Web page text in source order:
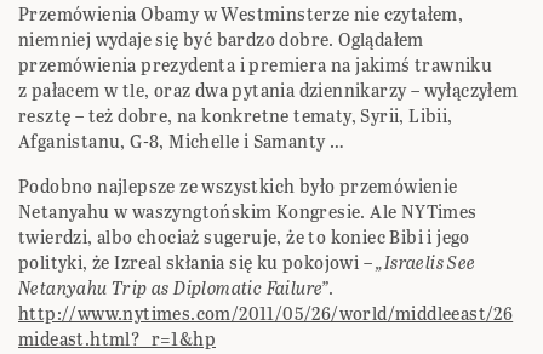
Przemówienia Obamy w Westminsterze nie czytałem,
niemniej wydaje się być bardzo dobre. Oglądałem
przemówienia prezydenta i premiera na jakimś trawniku
z pałacem w tle, oraz dwa pytania dziennikarzy – wyłączyłem
resztę – też dobre, na konkretne tematy, Syrii, Libii,
Afganistanu, G-8, Michelle i Samanty …
Podobno najlepsze ze wszystkich było przemówienie
Netanyahu w waszyngtońskim Kongresie. Ale NYTimes
twierdzi, albo chociaż sugeruje, że to koniec Bibi i jego
polityki, że Izreal skłania się ku pokojowi –„Israelis See
Netanyahu Trip as Diplomatic Failure”.
http://www.nytimes.com/2011/05/26/world/middleeast/26
mideast.html?_r=1&hp